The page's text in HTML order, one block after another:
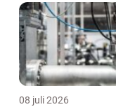
08 juli 2026